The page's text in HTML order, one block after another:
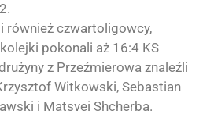
czwartoligowcy,
pokonali aż 16:4 KS
z Przeźmierowa znaleźli
Witkowski, Sebastian
i Matsvei Shcherba.